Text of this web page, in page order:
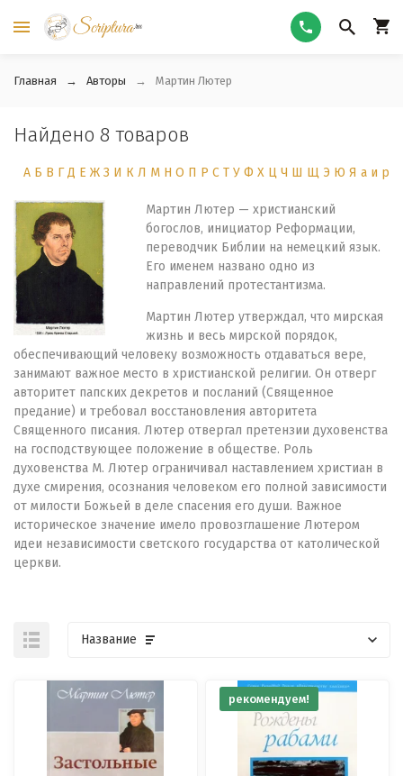
Главная Авторы Мартин Лютер
Найдено 8 товаров
А Б В Г Д Е Ж З И К Л М Н О П Р С Т У Ф Х Ц Ч Ш Щ Э Ю Я а и р
Мартин Лютер — христианский
богослов, инициатор Реформации,
переводчик Библии на немецкий язык.
Его именем названо одно из
направлений протестантизма.
Мартин Лютер утверждал, что мирская
жизнь и весь мирской порядок,
обеспечивающий человеку возможность отдаваться вере,
занимают важное место в христианской религии. Он отверг
авторитет папских декретов и посланий (Священное
предание) и требовал восстановления авторитета
Священного писания. Лютер отвергал претензии духовенства
на господствующее положение в обществе. Роль
духовенства М. Лютер ограничивал наставлением христиан в
духе смирения, осознания человеком его полной зависимости
от милости Божьей в деле спасения его души. Важное
историческое значение имело провозглашение Лютером
идеи независимости светского государства от католической
церкви.
Название
рекомендуем!